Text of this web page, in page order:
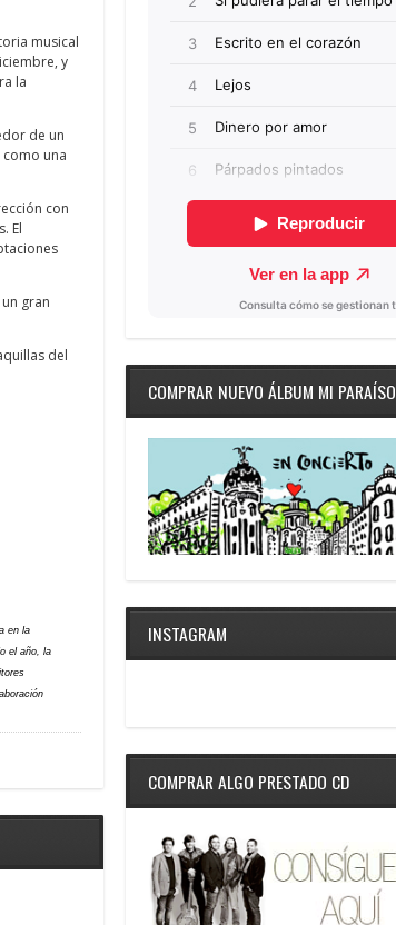
musical
y
la
de un
una
con
El
gran
del
en la
el año, la
COMPRAR NUEVO ÁLBUM MI PARAÍSO
INSTAGRAM
COMPRAR ALGO PRESTADO CD